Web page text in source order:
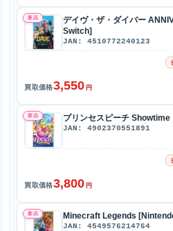
新品
デイヴ・ザ・ダイバー
Switch]
JAN: 4510772240123
買取価格3,550 円
新品 プリンセスピーチ
JAN: 4902370551891
買取価格3,800 円
新品 Minecraft Legends
JAN: 4549576214764